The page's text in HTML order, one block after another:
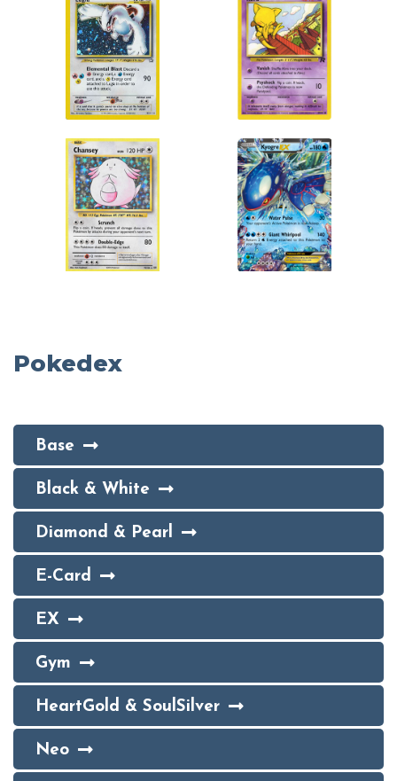
Pokedex
Base
Black & White
Diamond & Pearl
E-Card
EX
Gym
HeartGold & SoulSilver
Neo